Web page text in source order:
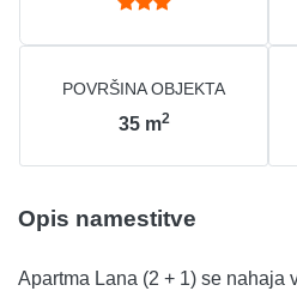
POVRŠINA OBJEKTA
35 m2
Opis namestitve
Apartma Lana (2 + 1) se nahaja